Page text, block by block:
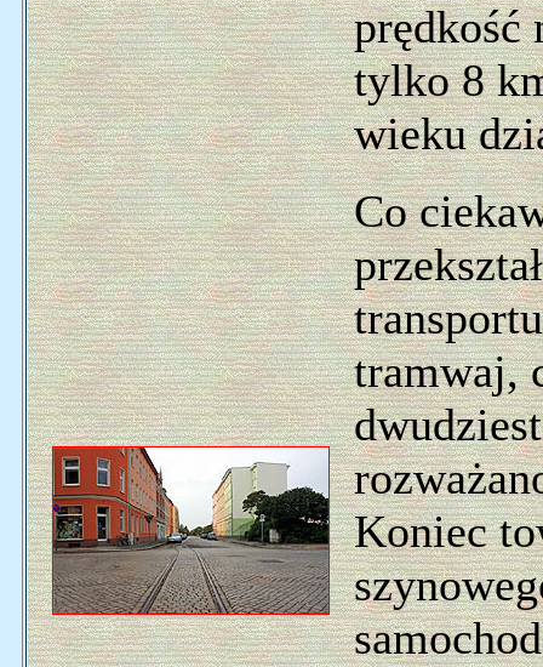
prędkość
tylko 8
wieku
Co
tramwaj,
Koniec